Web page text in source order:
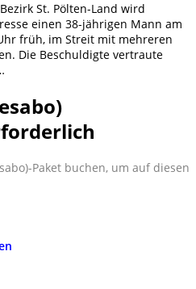
St. Pölten-Land wird
einen 38-jährigen Mann am
früh, im Streit mit mehreren
Die Beschuldigte vertraute
Paket buchen, um auf diesen